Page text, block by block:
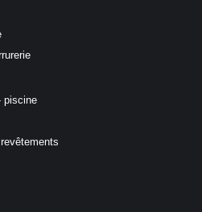
piscine